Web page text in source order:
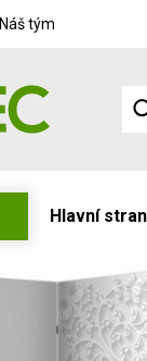
Náš tým
Hlavní